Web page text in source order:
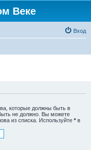
Веке
Вход
которые должны быть в
не должно. Вы можете
из списка. Используйте * в